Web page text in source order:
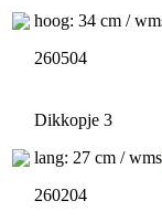
hoog: 34 cm /
260504
Dikkopje 3
lang: 27 cm /
260204